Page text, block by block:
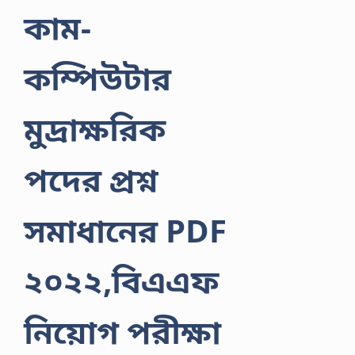
কাম-
কম্পিউটার
মুদ্রাক্ষরিক
পদের প্রশ্ন
সমাধানের PDF
২০২২,বিএএফ
নিয়োগ পরীক্ষা